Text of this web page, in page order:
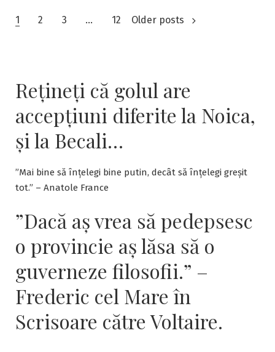
IOHANNIS
LA
MAMA
LOR.
(I)
Navigare
1 2 3 … 12 Older posts
Rețineți că golul are
accepțiuni diferite la Noica,
și la Becali…
”Mai bine să înțelegi bine putin, decât să înțelegi greșit
tot.” – Anatole France
”Dacă aş vrea să pedepsesc
o provincie aş lăsa să o
guverneze filosofii.” –
Frederic cel Mare în
Scrisoare către Voltaire.